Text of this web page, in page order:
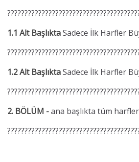
1.1 Alt BaşlıktaSadece İlk Harfler
1.2 Alt BaşlıktaSadece İlk Harfler
2. BÖLÜM -ana başlıkta tüm harfler